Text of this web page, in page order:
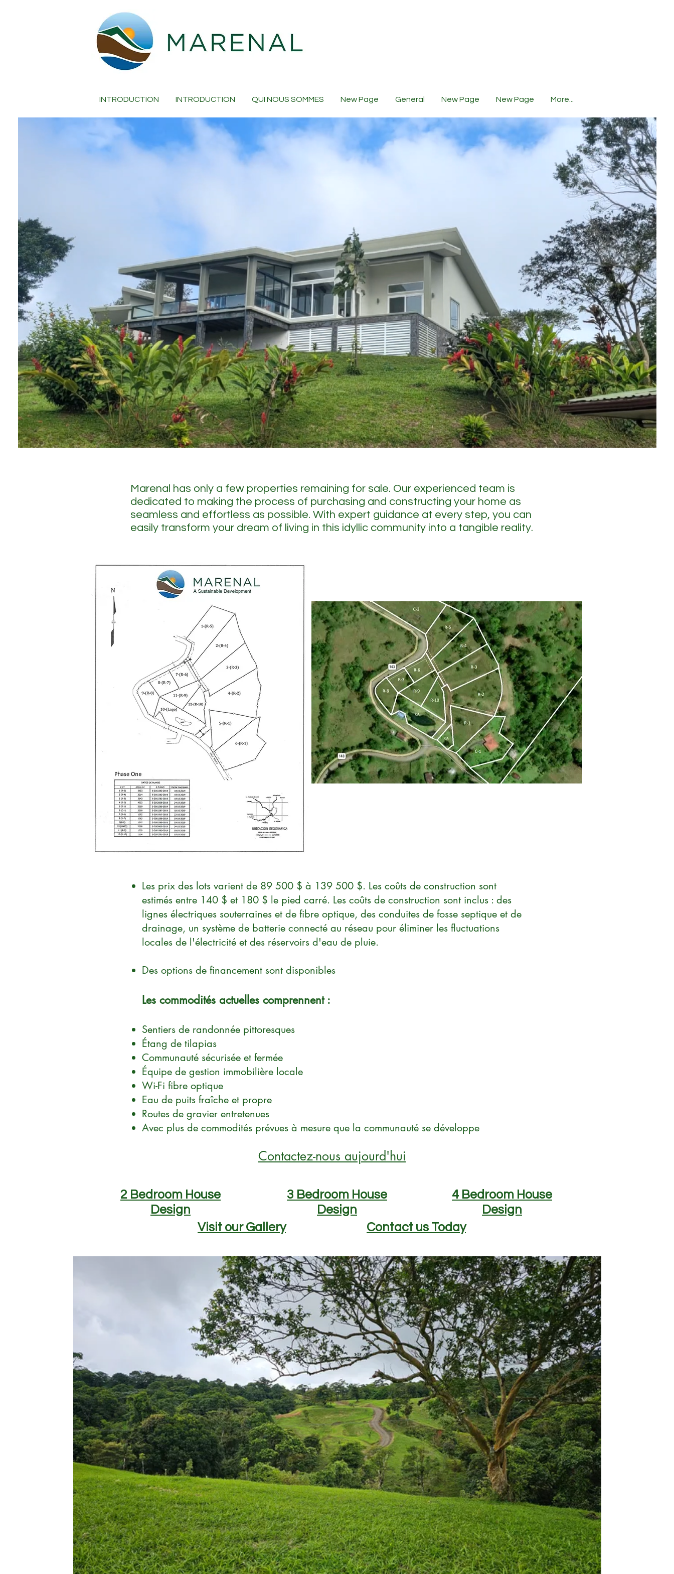
INTRODUCTION INTRODUCTION QUI NOUS SOMMES New Page General New Page New Page More...
Marenal has only a few properties remaining for sale. Our experienced team is
dedicated to making the process of purchasing and constructing your home as
seamless and effortless as possible. With expert guidance at every step, you can
easily transform your dream of living in this idyllic community into a tangible reality.
Les prix des lots varient de 89 500 $ à 139 500 $. Les coûts de construction sont
estimés entre 140 $ et 180 $ le pied carré. Les coûts de construction sont inclus : des
lignes électriques souterraines et de fibre optique, des conduites de fosse septique et de
drainage, un système de batterie connecté au réseau pour éliminer les fluctuations
locales de l'électricité et des réservoirs d'eau de pluie.
Des options de financement sont disponibles
Les commodités actuelles comprennent :
Sentiers de randonnée pittoresques
Étang de tilapias
Communauté sécurisée et fermée
Équipe de gestion immobilière locale
Wi-Fi fibre optique
Eau de puits fraîche et propre
Routes de gravier entretenues
Avec plus de commodités prévues à mesure que la communauté se développe
Contactez-nous aujourd'hui
2 Bedroom House
Design
3 Bedroom House
Design
4 Bedroom House
Design
Visit our Gallery
Contact us Today